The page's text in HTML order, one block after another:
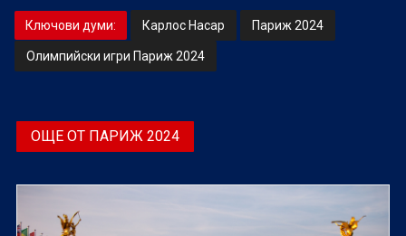
Ключови думи: Карлос Насар Париж 2024
Олимпийски игри Париж 2024
ОЩЕ ОТ ПАРИЖ 2024